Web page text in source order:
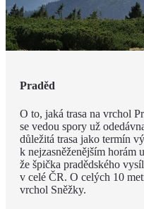
Praděd
O to, jaká trasa na vrchol
se vedou spory už
důležitá trasa jako termín
k nejzasněženějším horám
že špička pradědského
v celé ČR. O celých 10
vrchol Sněžky.